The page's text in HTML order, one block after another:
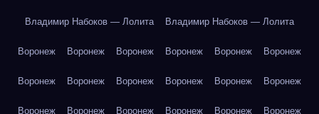
Владимир Набоков — Лолита Владимир Набоков — Лолита
Воронеж Воронеж Воронеж Воронеж Воронеж Воронеж
Воронеж Воронеж Воронеж Воронеж Воронеж Воронеж
Воронеж Воронеж Воронеж Воронеж Воронеж Воронеж